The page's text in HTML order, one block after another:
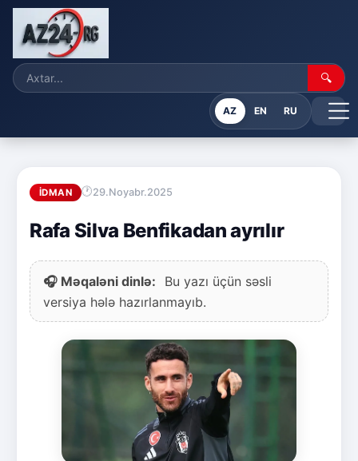
🔍
AZ EN RU
İDMAN 29.Noyabr.2025
Rafa Silva Benfikadan ayrılır
🎧 Məqaləni dinlə:
Bu yazı üçün səsli
versiya hələ hazırlanmayıb.